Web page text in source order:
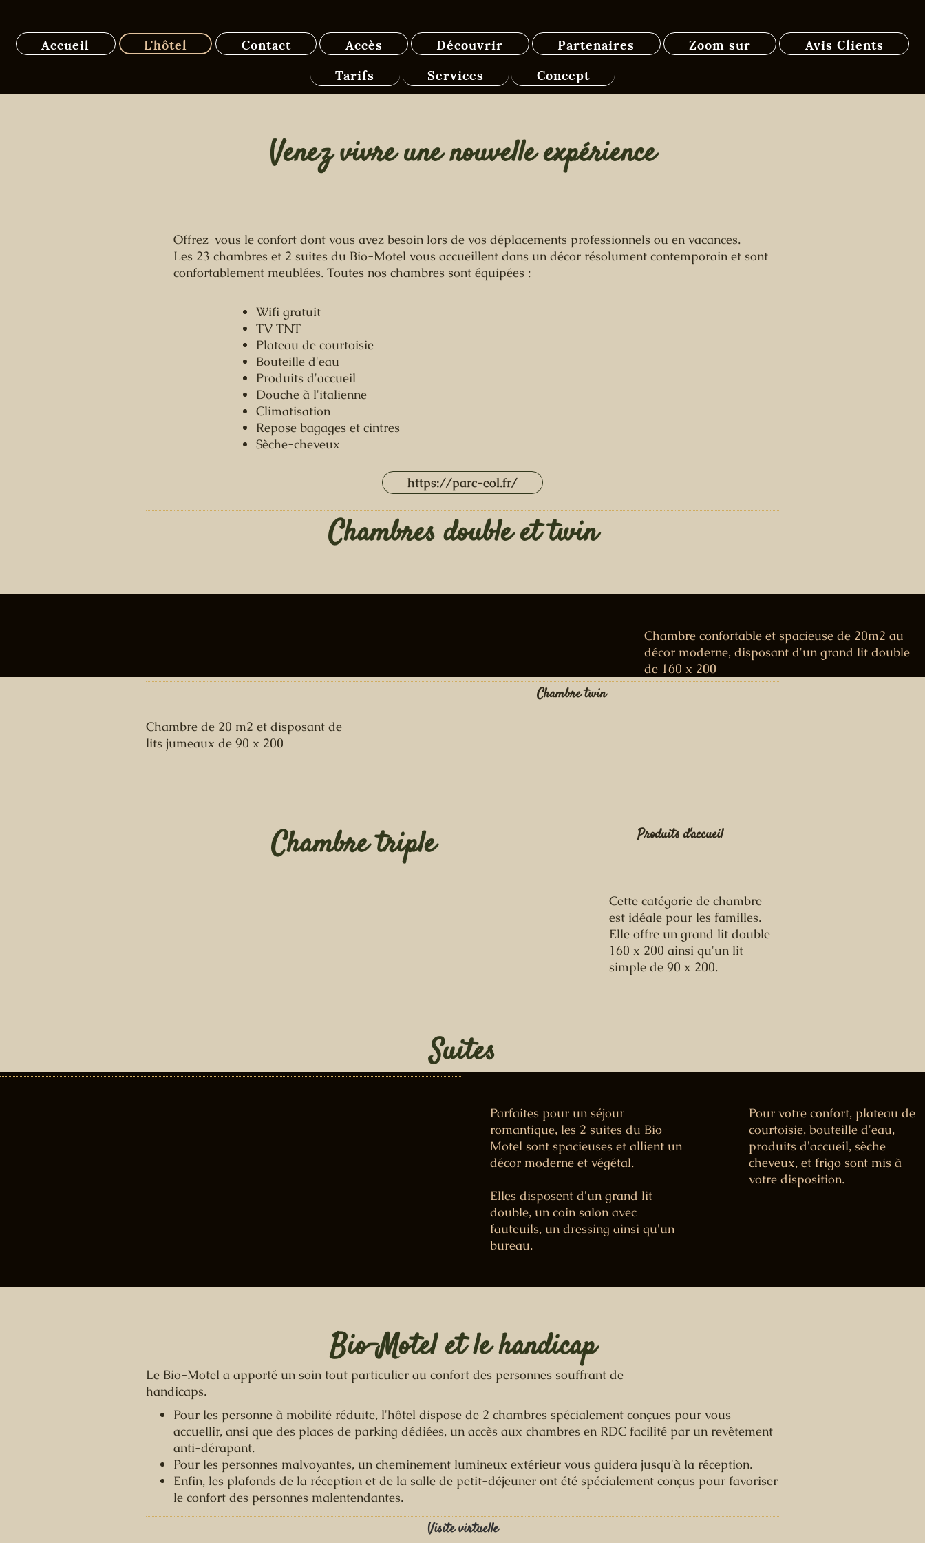
Accueil L'hôtel Contact Accès Découvrir Partenaires Zoom sur
Avis Clients
Tarifs
Services Concept
Venez vivre une nouvelle expérience
Offrez-vous le confort dont vous avez besoin lors de vos déplacements professionnels ou en vacances.
Les 23 chambres et 2 suites du Bio-Motel vous accueillent dans un décor résolument contemporain et sont
confortablement meublées. Toutes nos chambres sont équipées :
Wifi gratuit
TV TNT
Plateau de courtoisie
Bouteille d'eau
Produits d'accueil
Douche à l'italienne
Climatisation
Repose bagages et cintres
Sèche-cheveux
https://parc-eol.fr/
Chambres double et twin
Chambre confortable et spacieuse de 20m2 au
décor moderne, disposant d'un grand lit double
de 160 x 200
Chambre de 20 m2 et disposant de
lits jumeaux de 90 x 200
Chambre twin
Chambre triple Produits d'accueil
Cette catégorie de chambre
est idéale pour les familles.
Elle offre un grand lit double
160 x 200 ainsi qu'un lit
simple de 90 x 200.
Suites
Parfaites pour un séjour
romantique, les 2 suites du Bio-
Motel sont spacieuses et allient un
décor moderne et végétal.
Elles disposent d'un grand lit
double, un coin salon avec
fauteuils, un dressing ainsi qu'un
bureau.
Pour votre confort, plateau de
courtoisie, bouteille d'eau,
produits d'accueil, sèche
cheveux, et frigo sont mis à
votre disposition.
Bio-Motel et le handicap
Le Bio-Motel a apporté un soin tout particulier au confort des personnes souffrant de
handicaps.
Pour les personne à mobilité réduite, l'hôtel dispose de 2 chambres spécialement conçues pour vous
accuellir, ansi que des places de parking dédiées, un accès aux chambres en RDC facilité par un revêtement
anti-dérapant.
Pour les personnes malvoyantes, un cheminement lumineux extérieur vous guidera jusqu'à la réception.
Enfin, les plafonds de la réception et de la salle de petit-déjeuner ont été spécialement conçus pour favoriser
le confort des personnes malentendantes.
Visite virtuelle